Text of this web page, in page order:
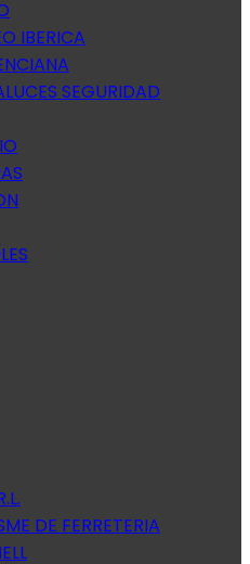
IBERICA
SEGURIDAD
DE FERRETERIA